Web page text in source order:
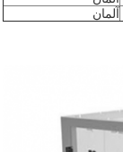
آلمان